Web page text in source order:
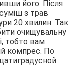
його. Після
з трав
20 хвилин. Так
очищувальну
тобто вам
компрес. По